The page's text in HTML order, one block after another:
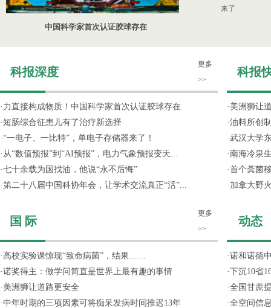
中国科学家首次认证胶球存在
来了
科报深度
更多
>>
· 力直接构成物质！中国科学家首次认证胶球存在
· 短肠综合征患儿有了治疗新选择
·“一电子、一比特”，单电子存储器来了！
· 从“数值预报”到“AI预报”，电力气象预报变天...
·七十余载为国找油，他说“永不后悔”
·第二十八届中国科协年会，让学术交流真正“活”...
国 际
更多
>>
· 高校实验课惊现“致命病菌”，结果……
·诺奖得主：做学问简直是世界上最有趣的事情
· 美洲狮让道路更安全
·中年时期的三项因素可将痴呆发病时间推迟13年
科报
· 美洲狮让
·油料所创
·武汉大学
·南海冷泉
·首个粪菌
· 加拿大野
动态
·诺和诺德
·下沉10省
·全国甘蔗
·全空间信